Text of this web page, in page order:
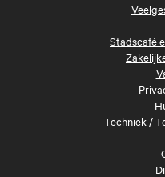
Stadscafé
Techniek/